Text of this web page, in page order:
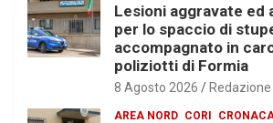
Lesioni aggravate ed
per lo spaccio di
accompagnato in
poliziotti di Formia
8 Agosto 2026 Redazione
AREA NORD CORI